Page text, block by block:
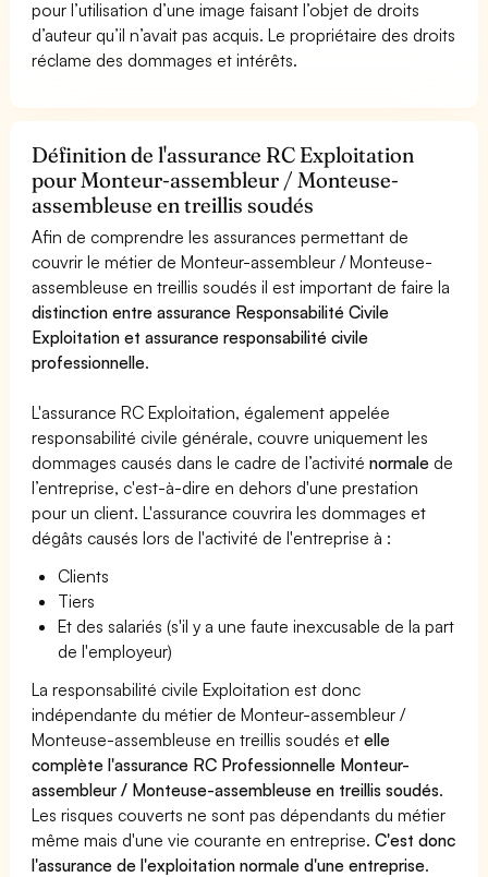
pour l’utilisation d’une image faisant l’objet de droits
d’auteur qu’il n’avait pas acquis. Le propriétaire des droits
réclame des dommages et intérêts.
Définition de l'assurance RC Exploitation
pour Monteur-assembleur / Monteuse-
assembleuse en treillis soudés
Afin de comprendre les assurances permettant de
couvrir le métier de Monteur-assembleur / Monteuse-
assembleuse en treillis soudés il est important de faire la
distinction entre assurance Responsabilité Civile
Exploitation et assurance responsabilité civile
professionnelle.
L'assurance RC Exploitation, également appelée
responsabilité civile générale, couvre uniquement les
dommages causés dans le cadre de l’activiténormale de
l’entreprise, c'est-à-dire en dehors d'une prestation
pour un client. L'assurance couvrira les dommages et
dégâts causés lors de l'activité de l'entreprise à :
Clients
Tiers
Et des salariés (s'il y a une faute inexcusable de la part
de l'employeur)
La responsabilité civile Exploitation est donc
indépendante du métier de Monteur-assembleur /
Monteuse-assembleuse en treillis soudés etelle
complète l'assurance RC Professionnelle Monteur-
assembleur / Monteuse-assembleuse en treillis soudés.
Les risques couverts ne sont pas dépendants du métier
même mais d'une vie courante en entreprise.C'est donc
l'assurance de l'exploitation normale d'une entreprise.